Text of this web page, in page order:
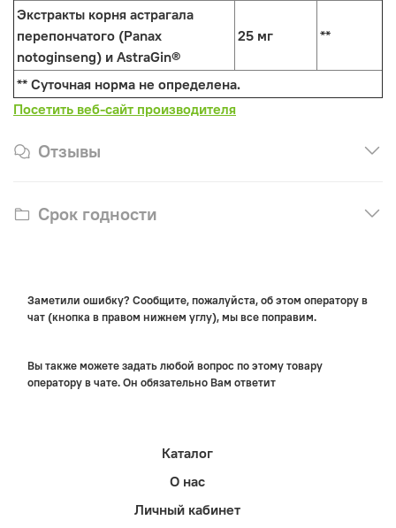
Экстракты корня астрагала
перепончатого (Panax
notoginseng) и AstraGin®
25 мг **
** Суточная норма не определена.
Посетить веб-сайт производителя
Отзывы
Срок годности
Заметили ошибку? Сообщите, пожалуйста, об этом оператору в
чат (кнопка в правом нижнем углу), мы все поправим.
Вы также можете задать любой вопрос по этому товару
оператору в чате. Он обязательно Вам ответит
Каталог
О нас
Личный кабинет